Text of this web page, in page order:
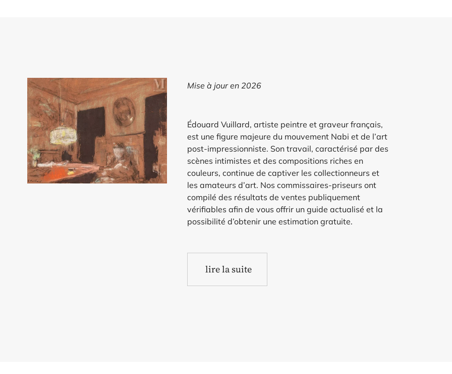
Mise à jour en 2026
Édouard Vuillard, artiste peintre et graveur français,
est une figure majeure du mouvement Nabi et de l’art
post-impressionniste. Son travail, caractérisé par des
scènes intimistes et des compositions riches en
couleurs, continue de captiver les collectionneurs et
les amateurs d’art. Nos commissaires-priseurs ont
compilé des résultats de ventes publiquement
vérifiables afin de vous offrir un guide actualisé et la
possibilité d’obtenir une estimation gratuite.
lire la suite